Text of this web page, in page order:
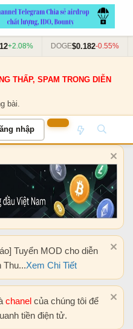
+2.08% DOGE$0.182-0.55%
THẤP, SPAM TRONG DIỄN
bài.
nhập
Tuyển MOD cho diễn
Thu...Xem Chi Tiết
chanel của chúng tôi để
tiền điện tử.